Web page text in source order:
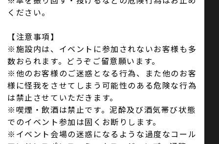
ください。
【注意事項】
※施設内は、イベントに参加されないお客様も多
数おられます。どうぞご留意願います。
※他のお客様のご迷惑となる行為、また他のお客
様に怪我をさせてしまう可能性のある危険な行為
は禁止させていただきます。
※喫煙・飲酒は禁止です。泥酔及び酒気帯び状態
でのイベント参加は固くお断りします。
※イベント会場の迷惑になるような過度なコール